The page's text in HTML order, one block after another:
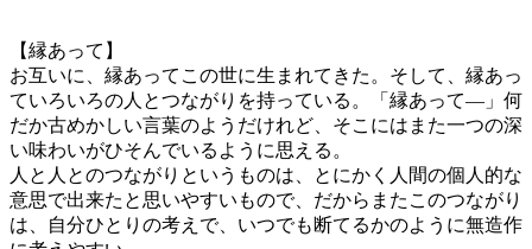
【縁あって】
お互いに、縁あってこの世に生まれてきた。そして、縁あっ
ていろいろの人とつながりを持っている。「縁あって―」何
だか古めかしい言葉のようだけれど、そこにはまた一つの深
い味わいがひそんでいるように思える。
人と人とのつながりというものは、とにかく人間の個人的な
意思で出来たと思いやすいもので、だからまたこのつながり
は、自分ひとりの考えで、いつでも断てるかのように無造作